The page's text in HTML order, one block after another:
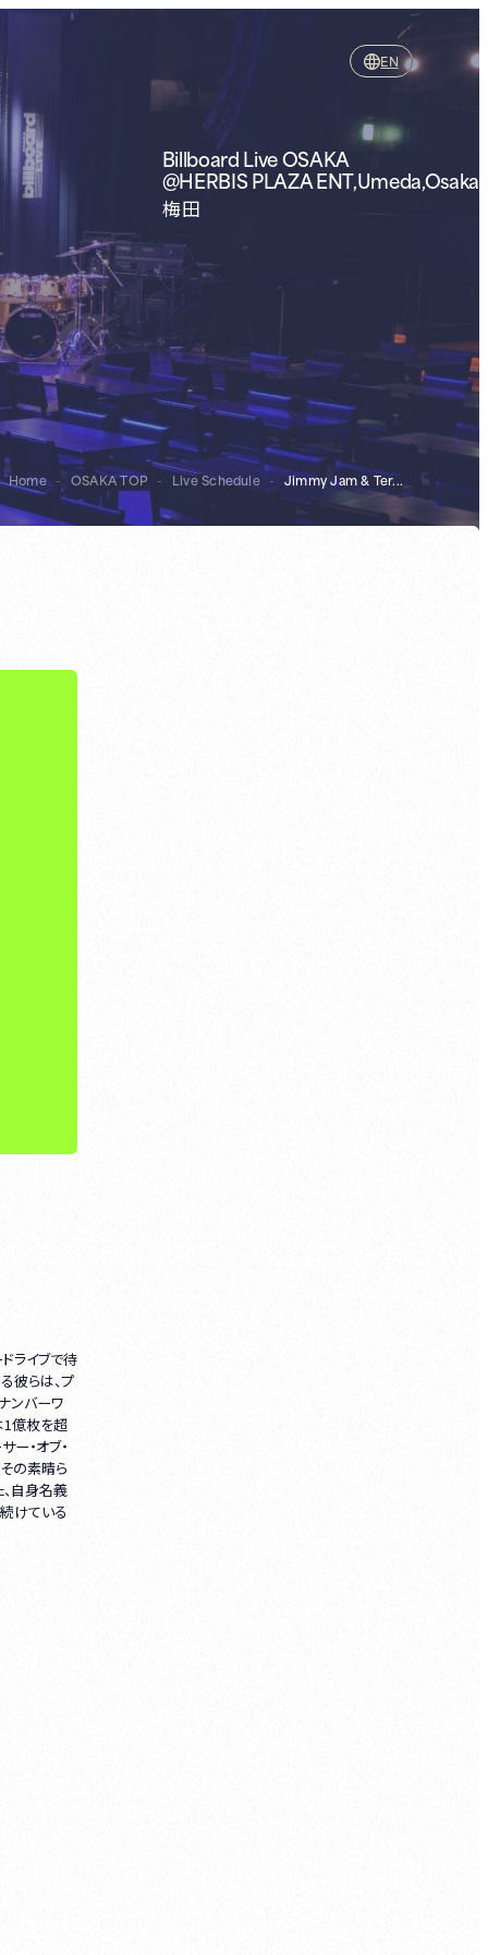
EN
Billboard Live OSAKA
@HERBIS PLAZA ENT,Umeda,Osaka
梅田
Home - OSAKA TOP - Live Schedule - Jimmy Jam & Ter...
ライブで待
彼らは、プ
ンバーワ
1億枚を超
・オブ・
その素晴ら
自身名義
けている